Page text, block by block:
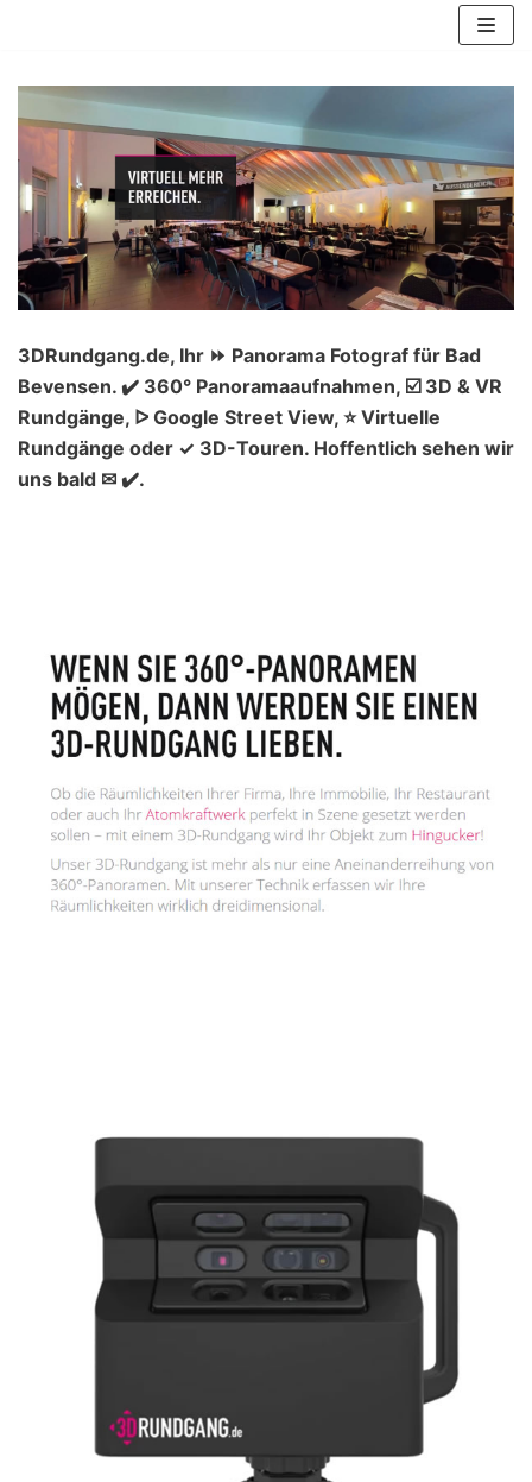
Inhalt
springen
3DRundgang.de, Ihr ⏩ Panorama Fotograf für Bad
Bevensen. ✔️ 360° Panoramaaufnahmen, ☑️ 3D & VR
Rundgänge, ᐅ Google Street View, ⭐ Virtuelle
Rundgänge oder ✓ 3D-Touren. Hoffentlich sehen wir
uns bald ✉ ✔️.